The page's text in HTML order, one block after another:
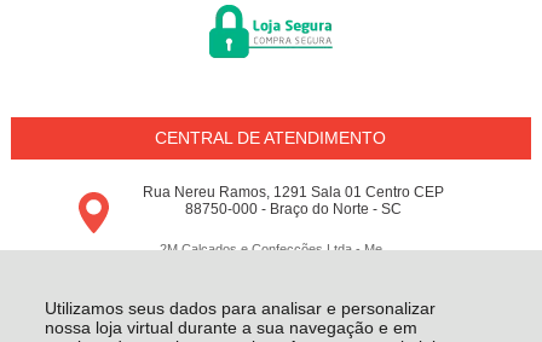
Utilizamos seus dados para analisar e personalizar
nossa loja virtual durante a sua navegação e em
CENTRAL DE ATENDIMENTO
Rua Nereu Ramos, 1291 Sala 01 Centro CEP
88750-000 - Braço do Norte - SC
2M Calçados e Confecções Ltda - Me